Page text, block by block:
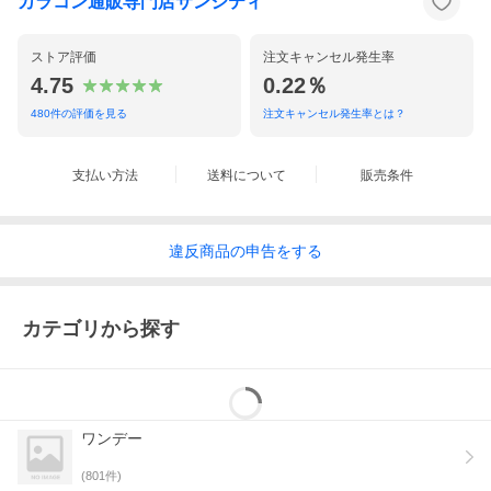
ストア評価
4.75
480件の評価を見る
注文キャンセル発生率
0.22％
注文キャンセル発生率とは？
支払い方法 送料について 販売条件
違反商品の申告をする
カテゴリから探す
ワンデー
(801件)